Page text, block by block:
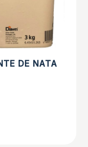
DE NATA